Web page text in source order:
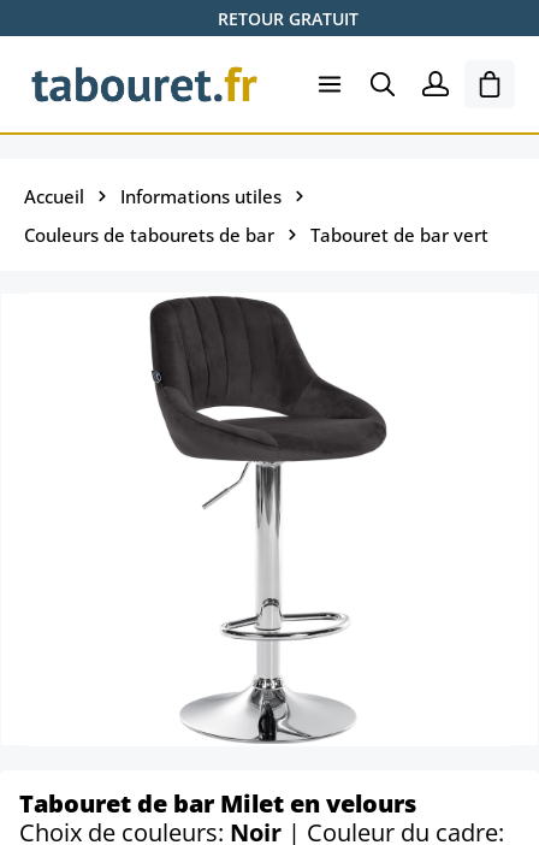
Passer au contenu principalRETOUR GRATUIT
Le
Accueil
Informations utiles
Couleurs de tabourets de bar
Tabouret de bar vert
Tabouret de bar Milet en velours
Choix de couleurs: Noir | Couleur du cadre: